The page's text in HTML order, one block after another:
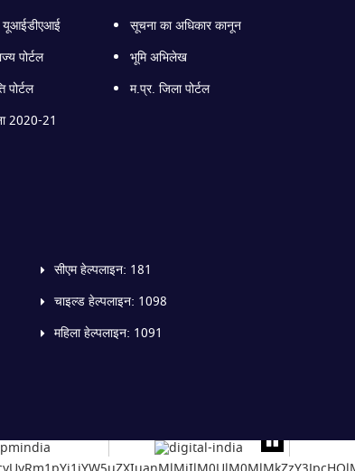
यूआईडीएआई
सूचना का अधिकार कानून
पोर्टल
भूमि अभिलेख
पोर्टल
म.प्र. जिला पोर्टल
2020-21
सीएम हेल्पलाइन: 181
चाइल्ड हेल्पलाइन: 1098
महिला हेल्पलाइन: 1091